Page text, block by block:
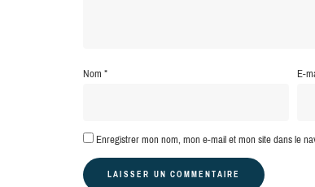
Nom* E-
Enregistrer mon nom, mon e-mail et mon site dans le